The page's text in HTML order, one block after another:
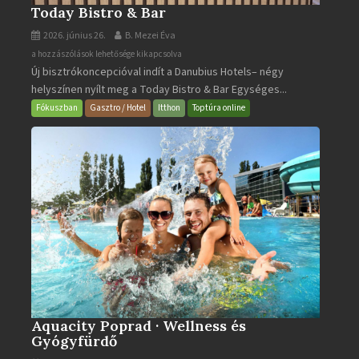
Today Bistro & Bar
2026. június 26. B. Mezei Éva
Today
Bistro
&
Bar
bejegyzéshez
a hozzászólások lehetősége kikapcsolva
Új bisztrókoncepcióval indít a Danubius Hotels– négy
helyszínen nyílt meg a Today Bistro & Bar Egységes...
Fókuszban Gasztro / Hotel Itthon Toptúra online
Aquacity Poprad · Wellness és
Gyógyfürdő